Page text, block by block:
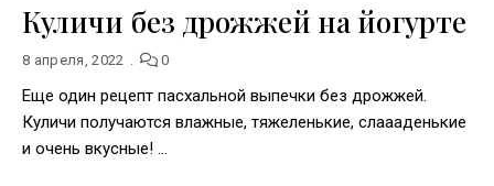
Куличи без дрожжей на йогурте
8 апреля, 2022 0
Еще один рецепт пасхальной выпечки без дрожжей.
Куличи получаются влажные, тяжеленькие, слаааденькие
и очень вкусные! …